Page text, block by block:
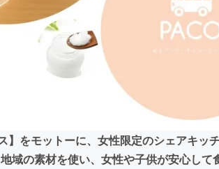
】をモットーに、女性限定のシェアキッ
域の素材を使い、女性や子供が安心して